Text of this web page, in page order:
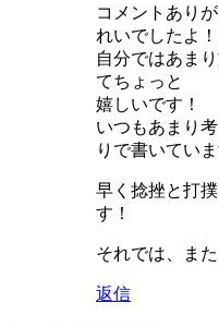
コメントあり
れいでしたよ！
自分ではあま
てちょっと
嬉しいです！
いつもあまり
りで書いていま
早く捻挫と打
す！
それでは、また
返信